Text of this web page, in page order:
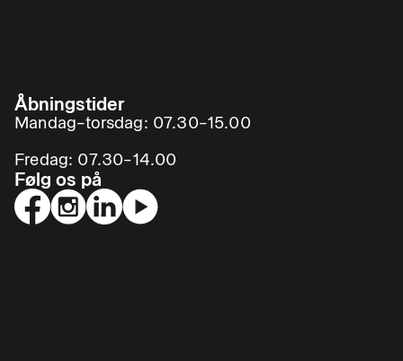
Åbningstider
Mandag–torsdag: 07.30–15.00
Fredag: 07.30–14.00
Følg os på